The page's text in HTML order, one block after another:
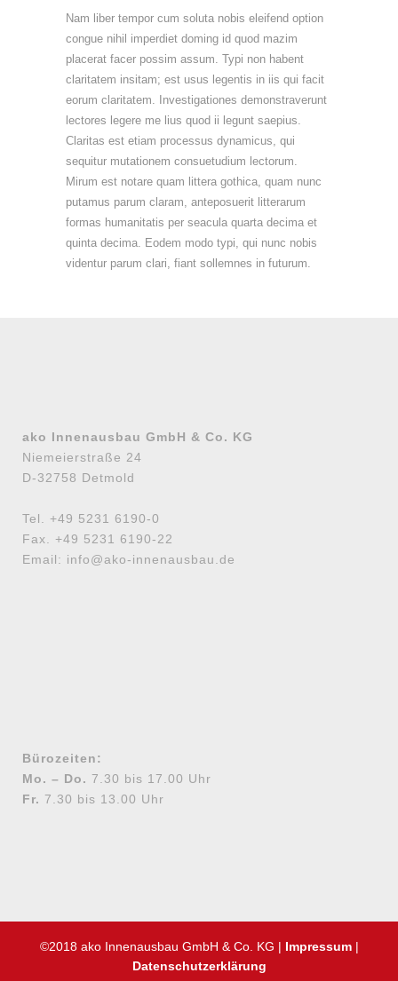
Nam liber tempor cum soluta nobis eleifend option
congue nihil imperdiet doming id quod mazim
placerat facer possim assum. Typi non habent
claritatem insitam; est usus legentis in iis qui facit
eorum claritatem. Investigationes demonstraverunt
lectores legere me lius quod ii legunt saepius.
Claritas est etiam processus dynamicus, qui
sequitur mutationem consuetudium lectorum.
Mirum est notare quam littera gothica, quam nunc
putamus parum claram, anteposuerit litterarum
formas humanitatis per seacula quarta decima et
quinta decima. Eodem modo typi, qui nunc nobis
videntur parum clari, fiant sollemnes in futurum.
ako Innenausbau GmbH & Co. KG
Niemeierstraße 24
D-32758 Detmold
Tel. +49 5231 6190-0
Fax. +49 5231 6190-22
Email: info@ako-innenausbau.de
Bürozeiten:
Mo. – Do. 7.30 bis 17.00 Uhr
Fr. 7.30 bis 13.00 Uhr
©2018 ako Innenausbau GmbH & Co. KG | Impressum|
Datenschutzerklärung